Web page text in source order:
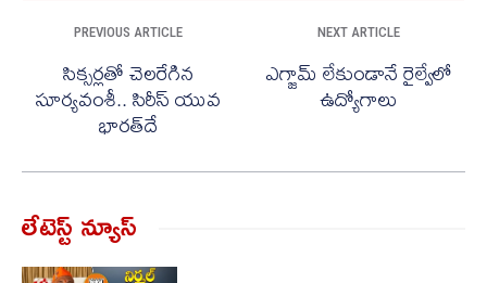
PREVIOUS ARTICLE
సిక్సర్లతో చెలరేగిన
సూర్యవంశీ.. సిరీస్​ యువ
భారత్​దే
NEXT ARTICLE
ఎగ్జామ్ లేకుండానే రైల్వేలో
ఉద్యోగాలు
లేటెస్ట్ న్యూస్‌